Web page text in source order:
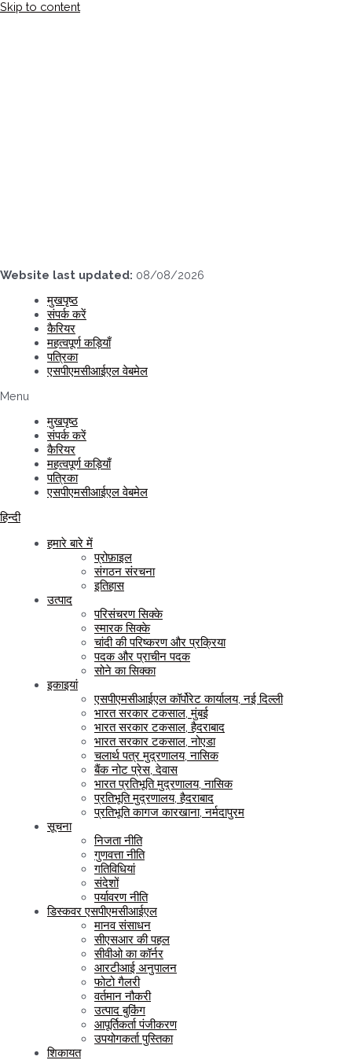
Skip to content
Website last updated: 08/08/2026
मुखपृष्ठ
संपर्क करें
कैरियर
महत्वपूर्ण कड़ियाँ
पत्रिका
एसपीएमसीआईएल वेबमेल
Menu
मुखपृष्ठ
संपर्क करें
कैरियर
महत्वपूर्ण कड़ियाँ
पत्रिका
एसपीएमसीआईएल वेबमेल
हिन्दी
हमारे बारे में
प्रोफ़ाइल
संगठन संरचना
इतिहास
उत्पाद
परिसंचरण सिक्के
स्मारक सिक्के
चांदी की परिष्करण और प्रक्रिया
पदक और प्राचीन पदक
सोने का सिक्का
इकाइयां
एसपीएमसीआईएल कॉर्पोरेट कार्यालय, नई दिल्ली
भारत सरकार टकसाल, मुंबई
भारत सरकार टकसाल, हैदराबाद
भारत सरकार टकसाल, नोएडा
चलार्थ पत्र मुद्रणालय, नासिक
बैंक नोट प्रेस, देवास
भारत प्रतिभूति मुद्रणालय, नासिक
प्रतिभूति मुद्रणालय, हैदराबाद
प्रतिभूति कागज कारखाना, नर्मदापुरम
सूचना
निजता नीति
गुणवत्ता नीति
गतिविधियां
संदेशों
पर्यावरण नीति
डिस्कवर एसपीएमसीआईएल
मानव संसाधन
सीएसआर की पहल
सीवीओ का कॉर्नर
आरटीआई अनुपालन
फोटो गैलरी
वर्तमान नौकरी
उत्पाद बुकिंग
आपूर्तिकर्ता पंजीकरण
उपयोगकर्ता पुस्तिका
शिकायत